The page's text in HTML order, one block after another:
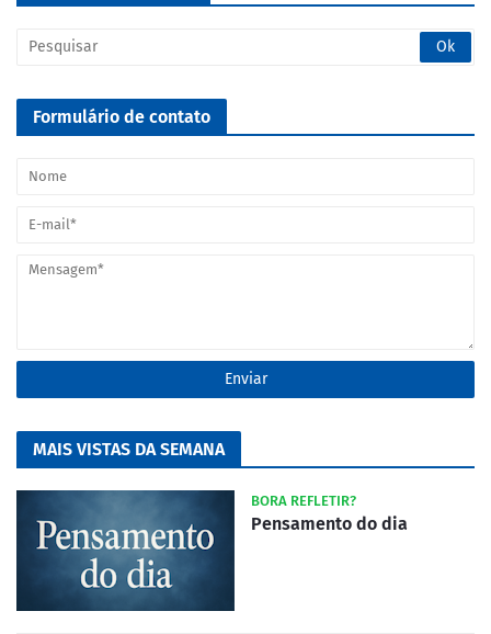
Formulário de contato
MAIS VISTAS DA SEMANA
BORA REFLETIR?
Pensamento do dia